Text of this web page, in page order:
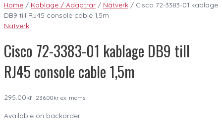
Home / Kablage / Adaptrar / Nätverk / Cisco 72-3383-01 kablage
DB9 till RJ45 console cable 1,5m
Nätverk
Cisco 72-3383-01 kablage DB9 till
RJ45 console cable 1,5m
295.00kr 236.00kr ex. moms
Available on backorder